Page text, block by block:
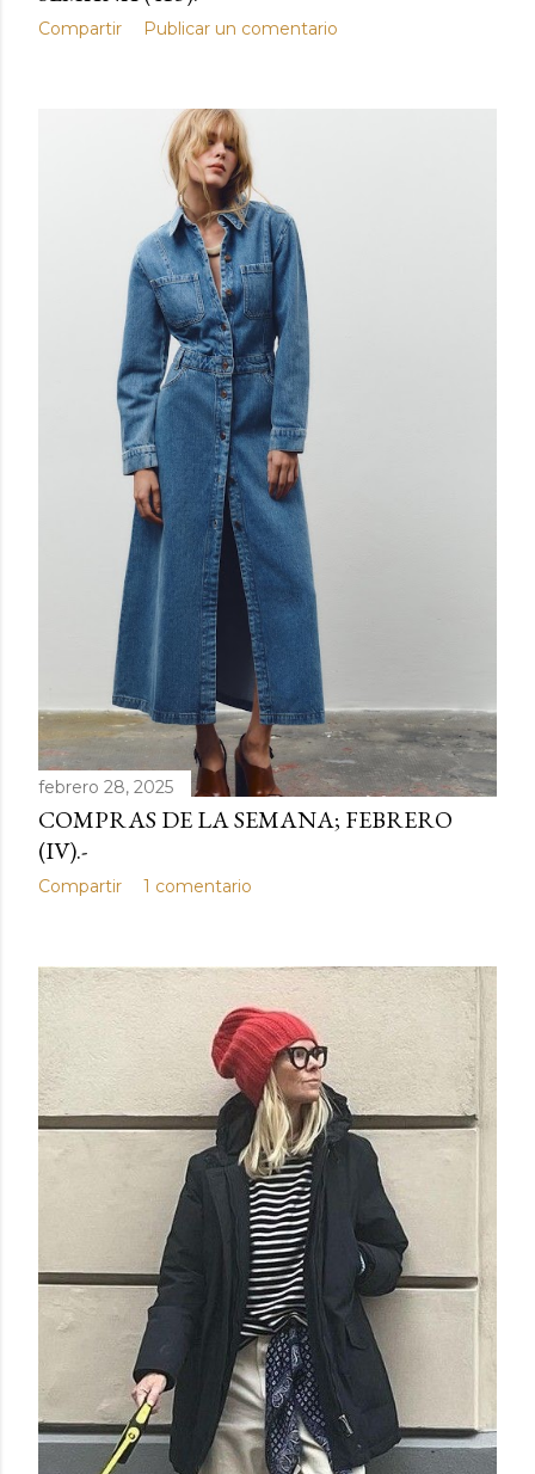
Compartir Publicar un comentario
febrero 28, 2025
COMPRAS DE LA SEMANA; FEBRERO
(IV).-
Compartir 1 comentario